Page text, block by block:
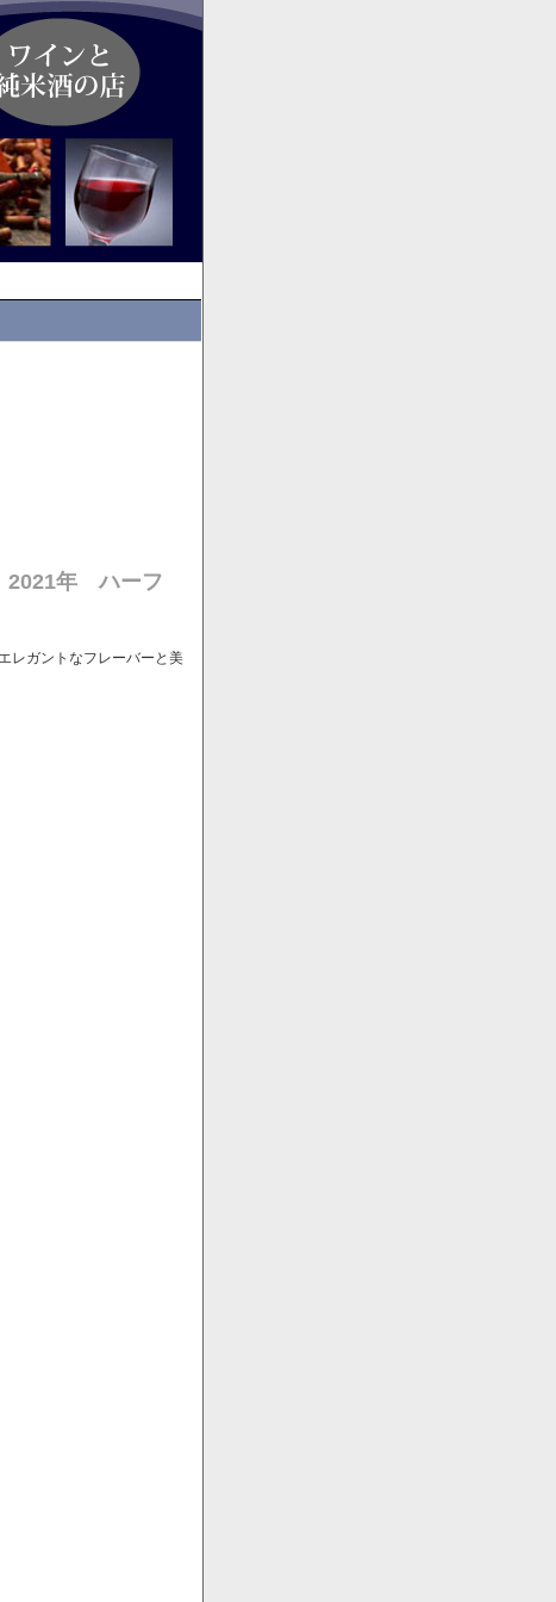
2021年 ハーフ
レガントなフレーバーと美